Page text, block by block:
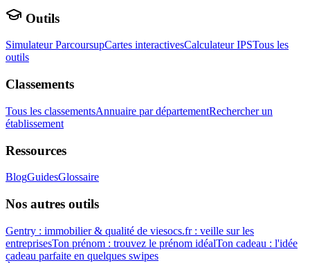
Outils
Simulateur ParcoursupCartes interactivesCalculateur IPSTous les
outils
Classements
Tous les classementsAnnuaire par départementRechercher un
établissement
Ressources
BlogGuidesGlossaire
Nos autres outils
Gentry : immobilier & qualité de viesocs.fr : veille sur les
entreprisesTon prénom : trouvez le prénom idéalTon cadeau : l'idée
cadeau parfaite en quelques swipes